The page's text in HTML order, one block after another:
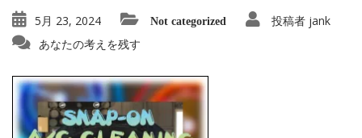
5月 23, 2024 Not categorized 投稿者 jank
あなたの考えを残す